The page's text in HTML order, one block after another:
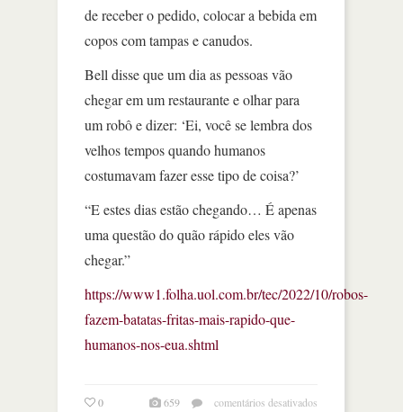
de receber o pedido, colocar a bebida em
copos com tampas e canudos.
Bell disse que um dia as pessoas vão
chegar em um restaurante e olhar para
um robô e dizer: ‘Ei, você se lembra dos
velhos tempos quando humanos
costumavam fazer esse tipo de coisa?’
“E estes dias estão chegando… É apenas
uma questão do quão rápido eles vão
chegar.”
https://www1.folha.uol.com.br/tec/2022/10/robos-
fazem-batatas-fritas-mais-rapido-que-
humanos-nos-eua.shtml
0 659 comentários desativados